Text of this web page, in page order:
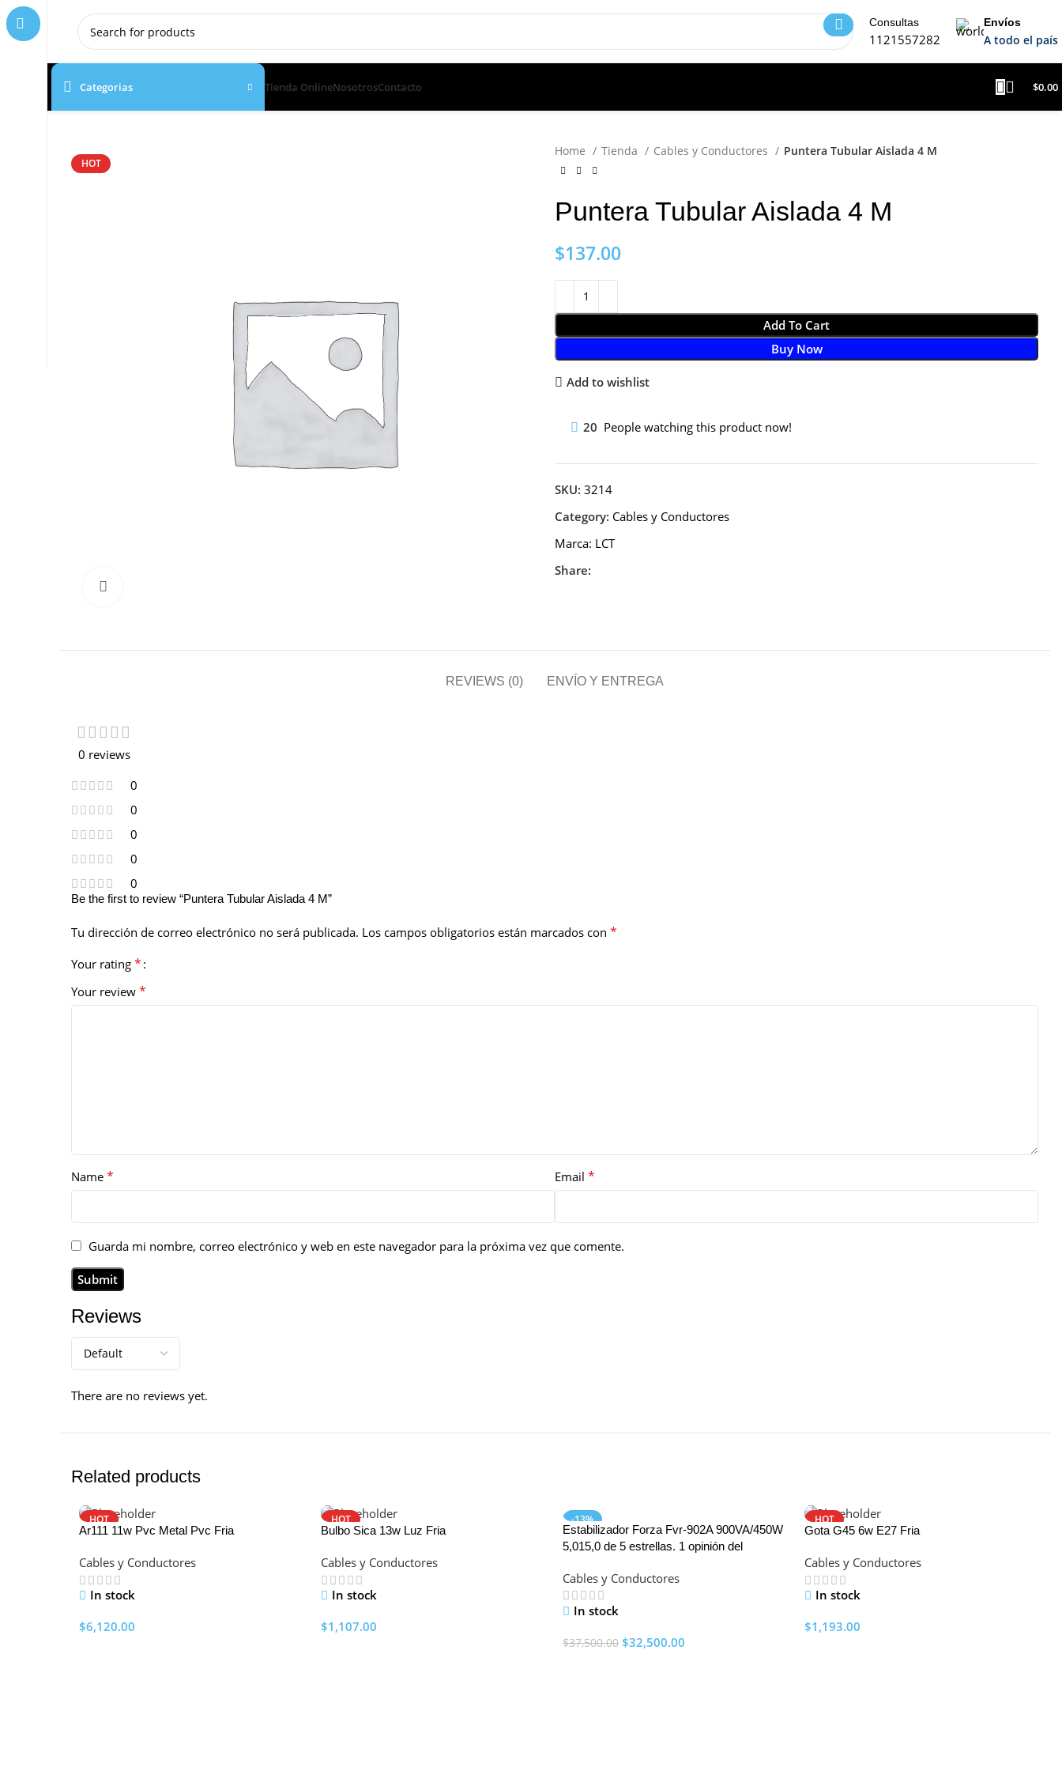
Consultas
1121557282
Envíos
A todo el país
Categorias Tienda OnlineNosotrosContacto $0.00
HOT
Home Tienda Cables y Conductores Puntera Tubular Aislada 4 M
Puntera Tubular Aislada 4 M
$137.00
Add To Cart
Buy Now
Add to wishlist
20 People watching this product now!
SKU: 3214
Category: Cables y Conductores
Marca: LCT
Share:
REVIEWS (0) ENVÍO Y ENTREGA
0 reviews
0
0
0
0
0
Reviews
There are no reviews yet.
Be the first to review “Puntera Tubular Aislada 4 M”
Tu dirección de correo electrónico no será publicada. Los campos obligatorios están marcados con *
Your rating *
Your review *
Name * Email *
Guarda mi nombre, correo electrónico y web en este navegador para la próxima vez que comente.
Related products
HOT
Ar111 11w Pvc Metal Pvc Fria
Cables y Conductores
In stock
$6,120.00
HOT
Bulbo Sica 13w Luz Fria
Cables y Conductores
In stock
$1,107.00
-13%
HOT
Estabilizador Forza Fvr-902A 900VA/450W
5,015,0 de 5 estrellas. 1 opinión del
Cables y Conductores
In stock
$37,500.00 $32,500.00
HOT
Gota G45 6w E27 Fria
Cables y Conductores
In stock
$1,193.00